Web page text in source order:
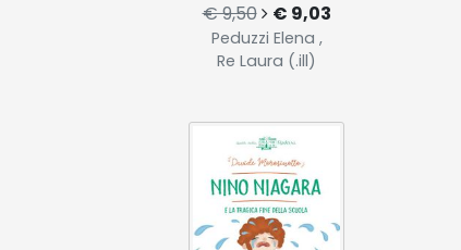
€ 9,50 € 9,03
Peduzzi Elena ,
Re Laura (.ill)